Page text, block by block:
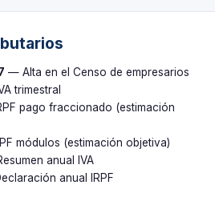
— Alta en el Censo de empresarios
trimestral
pago fraccionado (estimación
módulos (estimación objetiva)
anual IVA
anual IRPF